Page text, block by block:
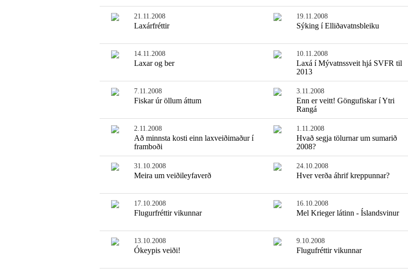
21.11.2008
Laxárfréttir
19.11.2008
Sýking í Elliðavatnsbleiku
14.11.2008
Laxar og ber
10.11.2008
Laxá í Mývatnssveit hjá SVFR til
2013
7.11.2008
Fiskar úr öllum áttum
3.11.2008
Enn er veitt! Göngufiskar í Ytri
Rangá
2.11.2008
Að minnsta kosti einn laxveiðimaður í
framboði
1.11.2008
Hvað segja tölurnar um sumarið
2008?
31.10.2008
Meira um veiðileyfaverð
24.10.2008
Hver verða áhrif kreppunnar?
17.10.2008
Flugurfréttir vikunnar
16.10.2008
Mel Krieger látinn - Íslandsvinur
13.10.2008
Ókeypis veiði!
9.10.2008
Flugufréttir vikunnar
Einfaldasta fiskisúpan